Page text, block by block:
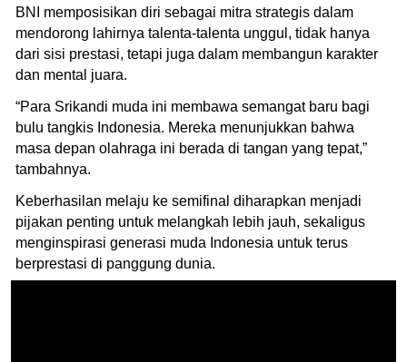
BNI memposisikan diri sebagai mitra strategis dalam
mendorong lahirnya talenta-talenta unggul, tidak hanya
dari sisi prestasi, tetapi juga dalam membangun karakter
dan mental juara.
“Para Srikandi muda ini membawa semangat baru bagi
bulu tangkis Indonesia. Mereka menunjukkan bahwa
masa depan olahraga ini berada di tangan yang tepat,”
tambahnya.
Keberhasilan melaju ke semifinal diharapkan menjadi
pijakan penting untuk melangkah lebih jauh, sekaligus
menginspirasi generasi muda Indonesia untuk terus
berprestasi di panggung dunia.